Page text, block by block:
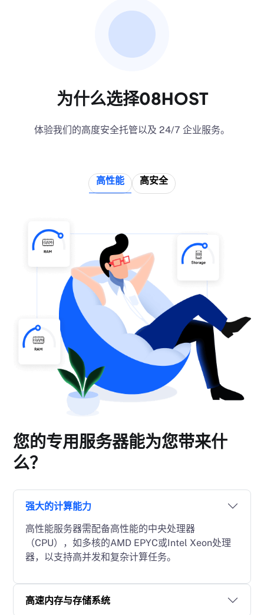
为什么选择08HOST
体验我们的高度安全托管以及 24/7 企业服务。
高性能 高安全
您的专用服务器能为您带来什
么？
强大的计算能力
高性能服务器需配备高性能的中央处理器
（CPU），如多核的AMD EPYC或Intel Xeon处理
器，以支持高并发和复杂计算任务。
高速内存与存储系统